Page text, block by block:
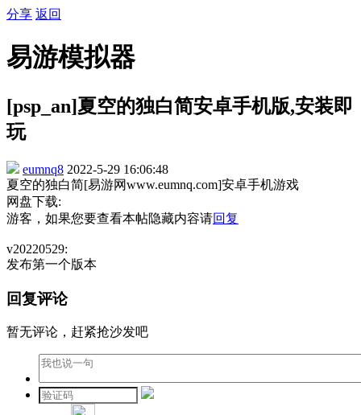
分享 返回
易游模拟器
[psp_an]夏空的独白简安卓手机版,安装即
玩
eumnq8 2022-5-29 16:06:48
夏空的独白简[易游网www.eumnq.com]安卓手机游戏
网盘下载:
游客，如果您要查看本帖隐藏内容请回复
v20220529:
发布第一个版本
回复评论
暂无评论，赶紧抢沙发吧